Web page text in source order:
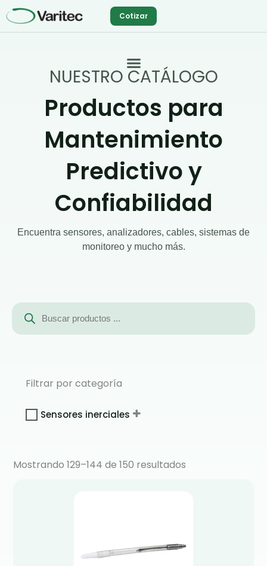
al
Cotizar
NUESTRO CATÁLOGO
Productos para
Mantenimiento
Predictivo y
Confiabilidad
Encuentra sensores, analizadores, cables, sistemas de
monitoreo y mucho más.
Búsqueda
productos
Filtrar por categoría
Sensores inerciales
Mostrando 129–144 de 150 resultados